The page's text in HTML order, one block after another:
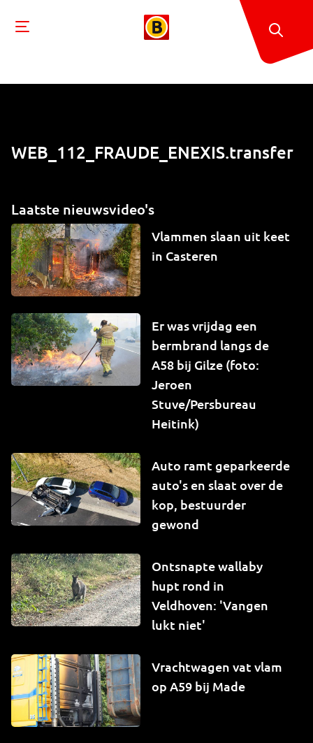
WEB_112_FRAUDE_ENEXIS.transfer
Laatste nieuwsvideo's
Vlammen slaan uit keet
in Casteren
Er was vrijdag een
bermbrand langs de
A58 bij Gilze (foto:
Jeroen
Stuve/Persbureau
Heitink)
Auto ramt geparkeerde
auto's en slaat over de
kop, bestuurder
gewond
Ontsnapte wallaby
hupt rond in
Veldhoven: 'Vangen
lukt niet'
Vrachtwagen vat vlam
op A59 bij Made